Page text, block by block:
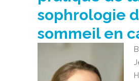
sophrologie
sommeil en